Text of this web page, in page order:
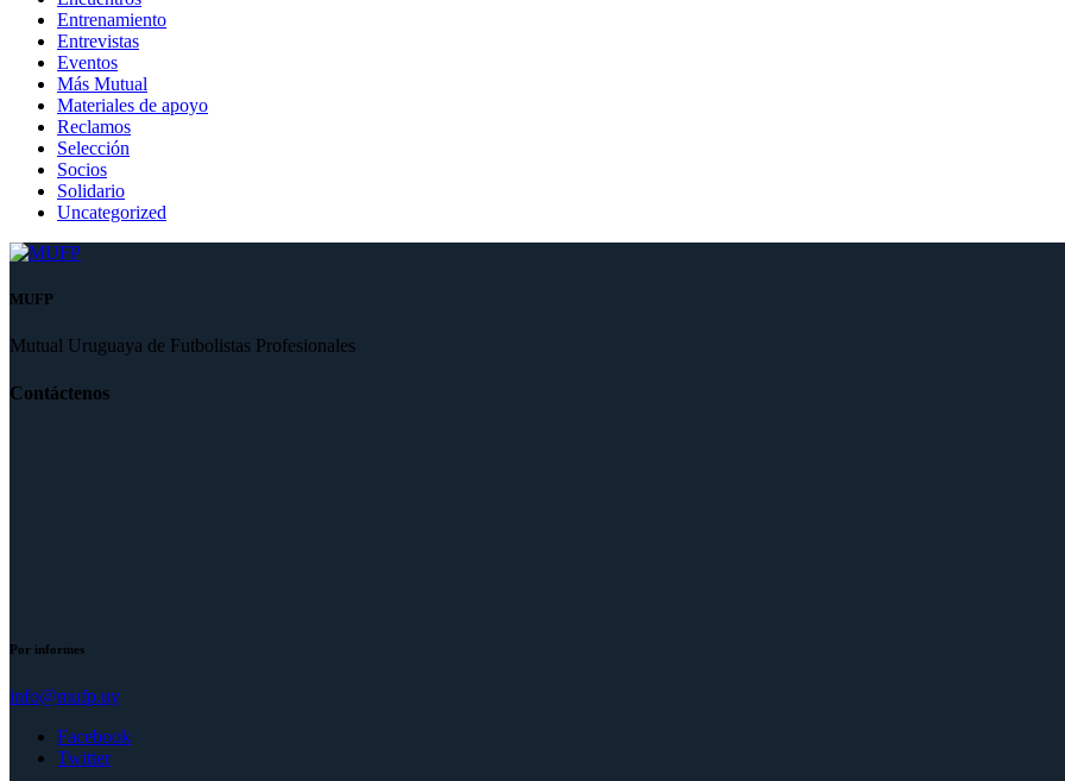
Entrenamiento
Entrevistas
Eventos
Más Mutual
Materiales de apoyo
Reclamos
Selección
Socios
Solidario
Uncategorized
MUFP
Mutual Uruguaya de Futbolistas Profesionales
Contáctenos
Por informes
info@mufp.uy
Facebook
Twitter